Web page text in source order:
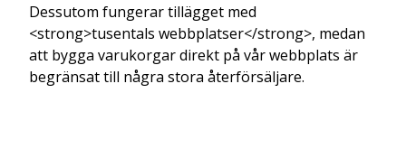
Dessutom fungerar tillägget med
<strong>tusentals webbplatser</strong>, medan
att bygga varukorgar direkt på vår webbplats är
begränsat till några stora återförsäljare.